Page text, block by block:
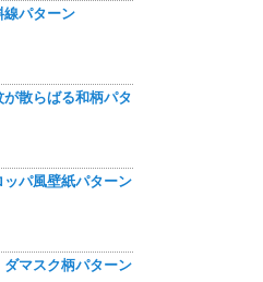
パターン
散らばる和柄パタ
パ風壁紙パターン
マスク柄パターン